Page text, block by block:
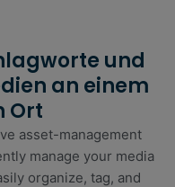
und
an einem
Ort
asset-management
manage your media
organize, tag, and